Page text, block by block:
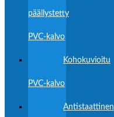
päällystetty
PVC-kalvo
Kohokuvioitu
PVC-kalvo
Antistaattinen